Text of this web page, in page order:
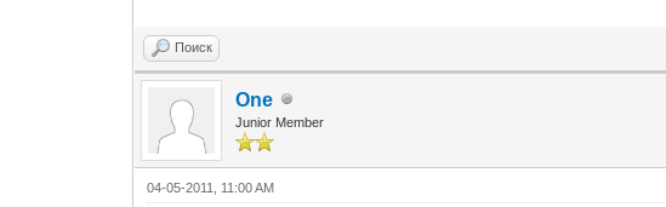
Поиск
One
Junior Member
04-05-2011, 11:00 AM